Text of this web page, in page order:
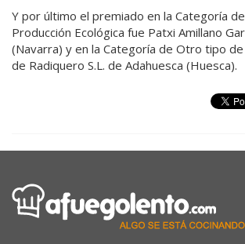
Y por último el premiado en la Categoría
Producción Ecológica fue Patxi Amillano
(Navarra) y en la Categoría de Otro tipo
de Radiquero S.L. de Adahuesca (Huesca).